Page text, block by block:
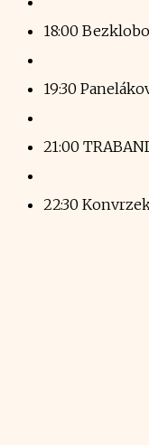
18:00
19:30
21:00
22:30